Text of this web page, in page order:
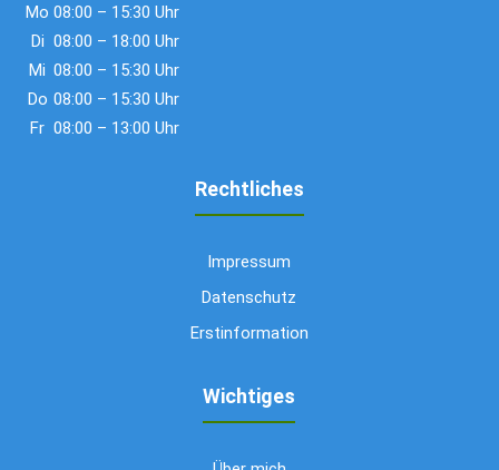
Mo 08:00 – 15:30 Uhr
Di 08:00 – 18:00 Uhr
Mi 08:00 – 15:30 Uhr
Do 08:00 – 15:30 Uhr
Fr 08:00 – 13:00 Uhr
Rechtliches
Impressum
Datenschutz
Erstinformation
Wichtiges